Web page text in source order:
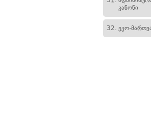
კანონი
32. ეკო-